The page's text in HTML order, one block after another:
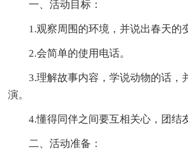
一、活动目标：
1.观察周围的环境，并说出春天的
2.会简单的使用电话。
3.理解故事内容，学说动物的话，
演。
4.懂得同伴之间要互相关心，团结
二、活动准备：